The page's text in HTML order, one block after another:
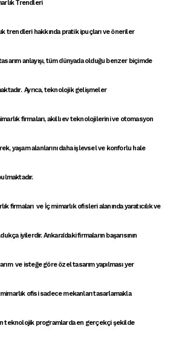
Trendleri
trendlerihakkındapratik ipuçlarıve öneriler
anlayışı, tüm dünyada olduğu benzer biçimde
Ayrıca, teknolojik gelişmeler
firmaları,akıllı ev teknolojilerini veotomasyon
yaşam alanlarını daha işlevsel ve konforlu hale
firmaları ve İç mimarlık ofislerialanındayaratıcılık ve
iyilerdir. Ankara'daki firmaların başarısının
ve isteğe göre özel tasarımyapılması yer
ofisisadecemekanları tasarlamakla
teknolojik programlarda en gerçekçi şekilde